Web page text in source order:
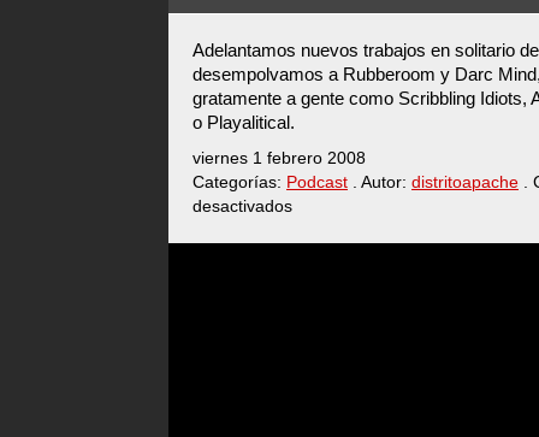
Adelantamos nuevos trabajos en solitario
desempolvamos a Rubberoom y Darc
gratamente a gente como Scribbling Idiots,
o Playalitical.
viernes 1 febrero 2008
Categorías: Podcast . Autor: distritoapache .
desactivadosen
01